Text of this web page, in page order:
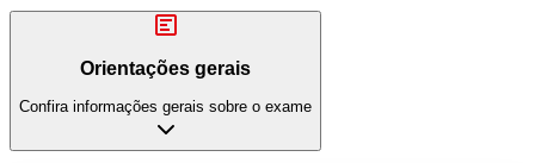
Orientações gerais
Confira informações gerais sobre o exame